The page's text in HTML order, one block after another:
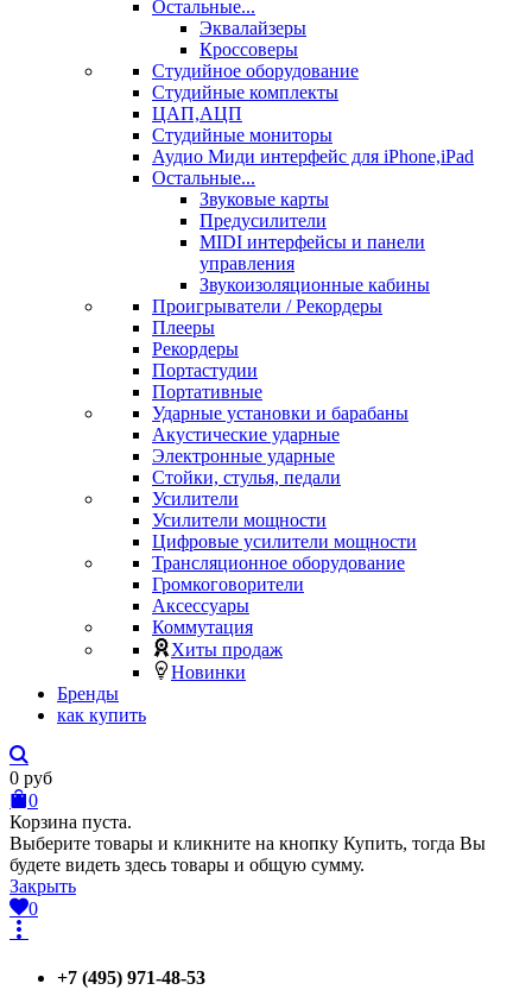
Остальные...
Эквалайзеры
Кроссоверы
Студийное оборудование
Студийные комплекты
ЦАП,АЦП
Студийные мониторы
Аудио Миди интерфейс для iPhone,iPad
Остальные...
Звуковые карты
Предусилители
MIDI интерфейсы и панели
управления
Звукоизоляционные кабины
Проигрыватели / Рекордеры
Плееры
Рекордеры
Портастудии
Портативные
Ударные установки и барабаны
Акустические ударные
Электронные ударные
Стойки, стулья, педали
Усилители
Усилители мощности
Цифровые усилители мощности
Трансляционное оборудование
Громкоговорители
Аксессуары
Коммутация
Хиты продаж
Новинки
Бренды
как купить
0 руб
0
Корзина пуста.
Выберите товары и кликните на кнопку Купить, тогда Вы
будете видеть здесь товары и общую сумму.
Закрыть
0
+7 (495) 971-48-53